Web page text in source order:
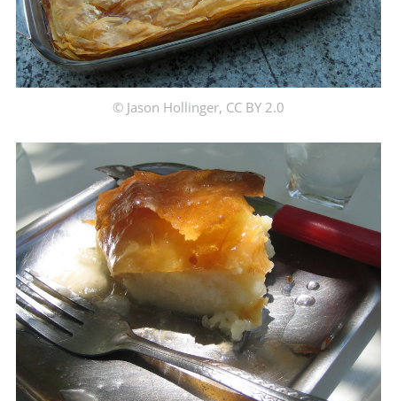
© Jason Hollinger, CC BY 2.0